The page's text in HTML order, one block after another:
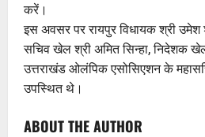
करें।
इस अवसर पर रायपुर विधायक श्री उमेश
सचिव खेल श्री अमित सिन्हा, निदेशक
उत्तराखंड ओलंपिक एसोसिएशन के
उपस्थित थे।
ABOUT THE AUTHOR